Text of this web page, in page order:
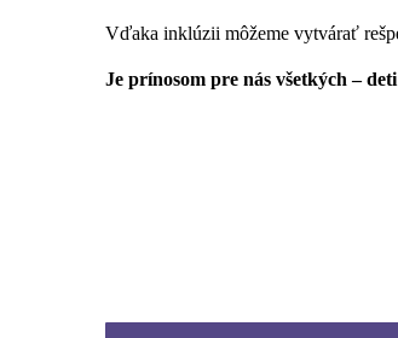
Vďaka inklúzii môžeme vytvárať
Je prínosom pre nás všetkých –